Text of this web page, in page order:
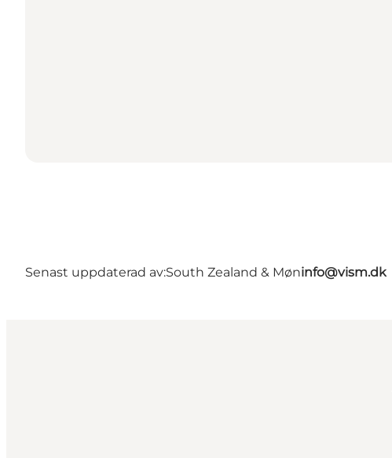
Senast uppdaterad av:South Zealand & Møninfo@vism.dk